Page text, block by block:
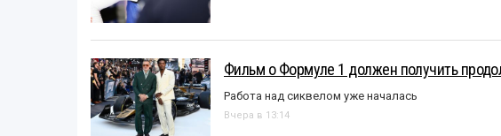
Фильм о Формуле 1 должен получить
Работа над сиквелом уже началась
Вчера в 13:14